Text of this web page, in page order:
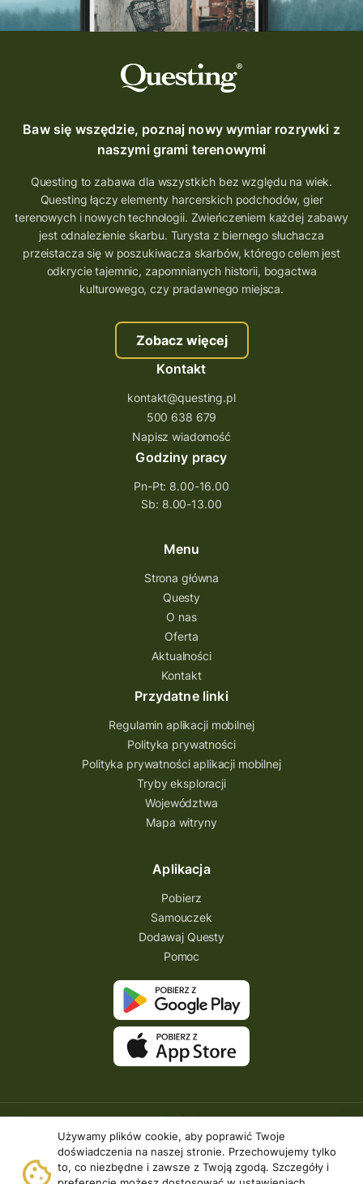
Używamy plików cookie, aby poprawić Twoje
doświadczenia na naszej stronie. Przechowujemy tylko
to, co niezbędne i zawsze z Twoją zgodą. Szczegóły i
Baw się wszędzie, poznaj nowy wymiar rozrywki z
naszymi grami terenowymi
Questing to zabawa dla wszystkich bez względu na wiek.
Questing łączy elementy harcerskich podchodów, gier
terenowych i nowych technologii. Zwieńczeniem każdej zabawy
jest odnalezienie skarbu. Turysta z biernego słuchacza
przeistacza się w poszukiwacza skarbów, którego celem jest
odkrycie tajemnic, zapomnianych historii, bogactwa
kulturowego, czy pradawnego miejsca.
Zobacz więcej
Kontakt
kontakt@questing.pl
500 638 679
Napisz wiadomość
Godziny pracy
Pn-Pt: 8.00-16.00
Sb: 8.00-13.00
Menu
Strona główna
Questy
O nas
Oferta
Aktualności
Kontakt
Przydatne linki
Regulamin aplikacji mobilnej
Polityka prywatności
Polityka prywatności aplikacji mobilnej
Tryby eksploracji
Województwa
Mapa witryny
Aplikacja
Pobierz
Samouczek
Dodawaj Questy
Pomoc